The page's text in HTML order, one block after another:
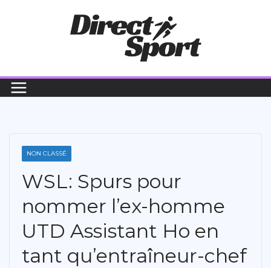
NON CLASSÉ
WSL: Spurs pour
nommer l’ex-homme
UTD Assistant Ho en
tant qu’entraîneur-chef